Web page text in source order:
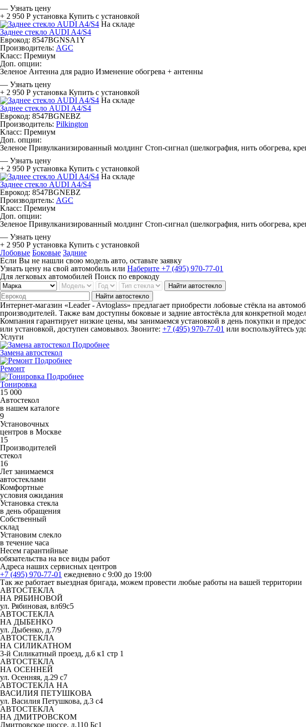
— Узнать цену
+ 2 950 Р установка Купить с установкой
На складе
Заднее стекло AUDI A4/S4
Еврокод: 8547BGNSA1Y
Производитель: AGC
Класс: Премиум
Доп. опции:
Зеленое Антенна для радио Изменение обогрева + антенны
— Узнать цену
+ 2 950 Р установка Купить с установкой
На складе
Заднее стекло AUDI A4/S4
Еврокод: 8547BGNEBZ
Производитель: Pilkington
Класс: Премиум
Доп. опции:
Зеленое Привулканизированный молдинг Стоп-сигнал (шелкография, нить обогрева,
— Узнать цену
+ 2 950 Р установка Купить с установкой
На складе
Заднее стекло AUDI A4/S4
Еврокод: 8547BGNEBZ
Производитель: AGC
Класс: Премиум
Доп. опции:
Зеленое Привулканизированный молдинг Стоп-сигнал (шелкография, нить обогрева,
— Узнать цену
+ 2 950 Р установка Купить с установкой
Лобовые Боковые Задние
Если Вы не нашли свою модель авто, оставьте заявку
Узнать цену на свой автомобиль или Наберите +7 (495) 970-77-01
Для легковых автомобилей Поиск по еврокоду
Найти автостекло
Найти автостекло
Интернет-магазин «Leader - Avtoglass» предлагает приобрести лобовые стёкла на
производителей. Также вам доступны боковые и задние автостёкла для конкретной
Компания гарантирует низкие цены, мы занимаемся установкой в день покупки и
или установкой, доступен самовывоз. Звоните: +7 (495) 970-77-01 или воспользуйтесь
Услуги
Подробнее
Замена автостекол
Подробнее
Ремонт
Подробнее
Тонировка
15 000
Автостекол
в нашем каталоге
9
Установочных
центров в Москве
15
Производителей
стекол
16
Лет занимаемся
автостеклами
Комфортные
условия ожидания
Установка стекла
в день обращения
Собственный
склад
Установим слекло
в течение часа
Несем гарантийные
обязательства на все виды работ
Адреса наших сервисных центров
+7 (495) 970-77-01 ежедневно с 9:00 до 19:00
Так же работает выездная бригада, можем провести любые работы на вашей территории
АВТОСТЕКЛА
НА РЯБИНОВОЙ
ул. Рябиновая, вл69с5
АВТОСТЕКЛА
НА ДЫБЕНКО
ул. Дыбенко, д.7/9
АВТОСТЕКЛА
НА СИЛИКАТНОМ
3-й Силикатный проезд, д.6 к1 стр 1
АВТОСТЕКЛА
НА ОСЕННЕЙ
ул. Осенняя, д.29 с7
АВТОСТЕКЛА НА
ВАСИЛИЯ ПЕТУШКОВА
ул. Василия Петушкова, д.3 с4
АВТОСТЕКЛА
НА ДМИТРОВСКОМ
Дмитровское шоссе, д.110 Бс1